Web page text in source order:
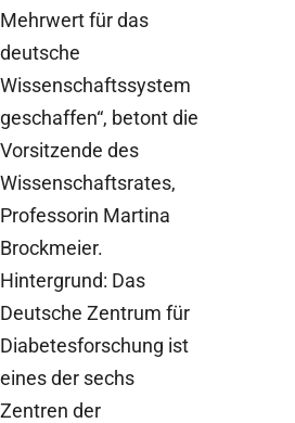
Mehrwert für das
deutsche
Wissenschaftssystem
geschaffen“, betont die
Vorsitzende des
Wissenschaftsrates,
Professorin Martina
Brockmeier.
Hintergrund: Das
Deutsche Zentrum für
Diabetesforschung ist
eines der sechs
Zentren der